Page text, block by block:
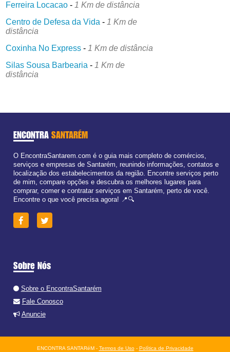
Ferreira Locacao - 1 Km de distância
Centro de Defesa da Vida - 1 Km de
distância
Coxinha No Express - 1 Km de distância
Silas Sousa Barbearia - 1 Km de
distância
ENCONTRA SANTARÉM
O EncontraSantarem.com é o guia mais completo de comércios,
serviços e empresas de Santarém, reunindo informações, contatos e
localização dos estabelecimentos da região. Encontre serviços perto
de mim, compare opções e descubra os melhores lugares para
comprar, comer e contratar serviços em Santarém, perto de você.
Encontre o que você precisa agora! 📍🔍
Sobre Nós
Sobre o EncontraSantarém
Fale Conosco
Anuncie
ENCONTRA SANTARéM - Termos de Uso- Política de Privacidade